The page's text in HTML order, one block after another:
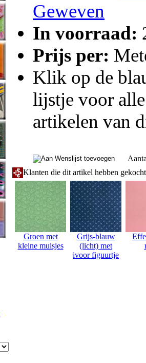
Geweven
In voorraad:
Prijs per:
Klik op de
lijstje voor
artikelen van
Klanten die dit artikel hebben
Groen met
kleine muisjes
Grijs-blauw
(licht) met
ivoor figuurtje